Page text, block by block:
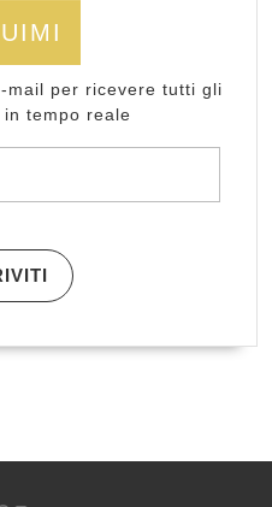
mail per ricevere tutti gli
tempo reale